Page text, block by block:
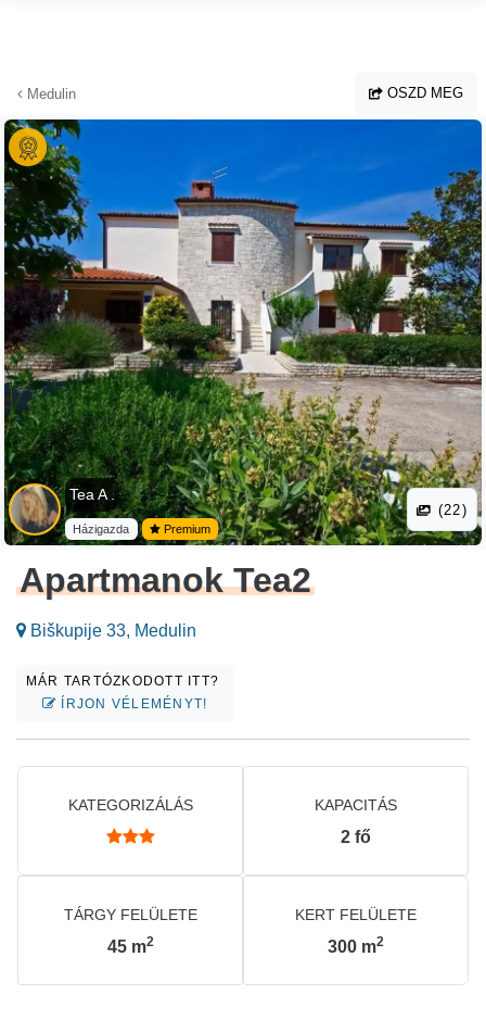
Medulin OSZD MEG
Tea A .
Házigazda Premium
(22)
Apartmanok Tea2
Biškupije 33, Medulin
MÁR TARTÓZKODOTT ITT?
ÍRJON VÉLEMÉNYT!
KATEGORIZÁLÁS KAPACITÁS
2 fő
TÁRGY FELÜLETE
45 m2
KERT FELÜLETE
300 m2